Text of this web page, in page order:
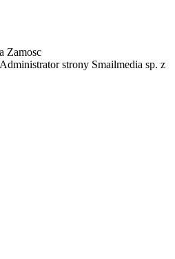
Zamosc
strony Smailmedia sp. z